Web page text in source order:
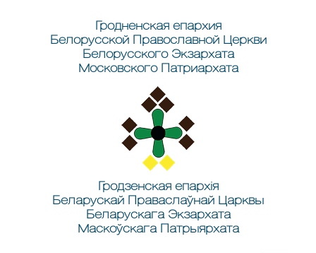
Гродненская епархия
Белорусской Православной Церкви
Белорусского Экзархата
Московского Патриархата
Гродзенская епархія
Беларускай Праваслаўнай Царквы
Беларускага Экзархата
Маскоўскага Патрыярхата